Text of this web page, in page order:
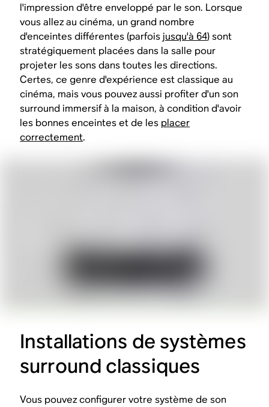
l'impression d'être enveloppé par le son. Lorsque
vous allez au cinéma, un grand nombre
d'enceintes différentes (parfoisjusqu'à 64) sont
stratégiquement placées dans la salle pour
projeter les sons dans toutes les directions.
Certes, ce genre d'expérience est classique au
cinéma, mais vous pouvez aussi profiter d'un son
surround immersif à la maison, à condition d'avoir
les bonnes enceintes et de les placer
correctement.
Installations de systèmes
surround classiques
Vous pouvez configurer votre système de son